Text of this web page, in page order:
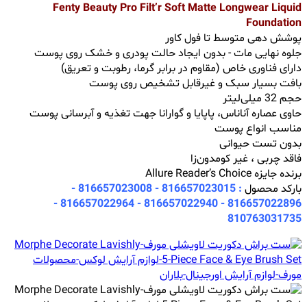
Fenty Beauty Pro Filt’r Soft Matte Longwear Liquid
Foundation
پوشش دهی متوسط تا فول کاور
جلوه نهایی مات - بدون ایجاد حالت پودری و خشک روی پوست
دارای فناوری خاص (مقاوم در برابر گرما، رطوبت و تعریق)
بافت بسیار سبک و غیرقابل تشخیص روی پوست
حجم 32 میلی‌لیتر
حاوی عصاره آناناس، پاپایا و گوارانا جهت تغذیه و آبرسانی پوست
مناسب انواع پوست
بدون تست حیوانی
فاقد چربی ، غیر کومدون‌زا
برنده جایزه Allure Reader’s Choice
بارکد محصول
: 816657023015 - 816657023008 -
816657022896 - 816657022940 - 816657022964 -
810763031735